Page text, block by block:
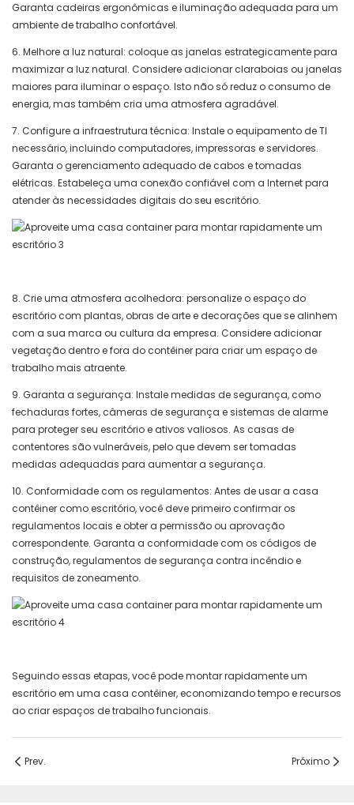
Garanta cadeiras ergonômicas e iluminação adequada para um
ambiente de trabalho confortável.
6. Melhore a luz natural: coloque as janelas estrategicamente para
maximizar a luz natural. Considere adicionar claraboias ou janelas
maiores para iluminar o espaço. Isto não só reduz o consumo de
energia, mas também cria uma atmosfera agradável.
7. Configure a infraestrutura técnica: Instale o equipamento de TI
necessário, incluindo computadores, impressoras e servidores.
Garanta o gerenciamento adequado de cabos e tomadas
elétricas. Estabeleça uma conexão confiável com a Internet para
atender às necessidades digitais do seu escritório.
8. Crie uma atmosfera acolhedora: personalize o espaço do
escritório com plantas, obras de arte e decorações que se alinhem
com a sua marca ou cultura da empresa. Considere adicionar
vegetação dentro e fora do contêiner para criar um espaço de
trabalho mais atraente.
9. Garanta a segurança: Instale medidas de segurança, como
fechaduras fortes, câmeras de segurança e sistemas de alarme
para proteger seu escritório e ativos valiosos. As casas de
contentores são vulneráveis, pelo que devem ser tomadas
medidas adequadas para aumentar a segurança.
10. Conformidade com os regulamentos: Antes de usar a casa
contêiner como escritório, você deve primeiro confirmar os
regulamentos locais e obter a permissão ou aprovação
correspondente. Garanta a conformidade com os códigos de
construção, regulamentos de segurança contra incêndio e
requisitos de zoneamento.
Seguindo essas etapas, você pode montar rapidamente um
escritório em uma casa contêiner, economizando tempo e recursos
ao criar espaços de trabalho funcionais.
Prev. Próximo